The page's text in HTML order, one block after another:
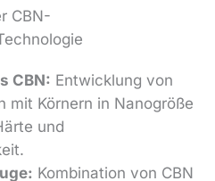
CBN-
CBN: Entwicklung von
mit Körnern in Nanogröße
und
Kombination von CBN